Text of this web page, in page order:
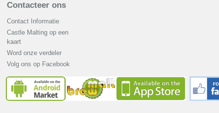
Contacteer ons
Contact Informatie
Castle Malting op een
kaart
Word onze verdeler
Volg ons op Facebook